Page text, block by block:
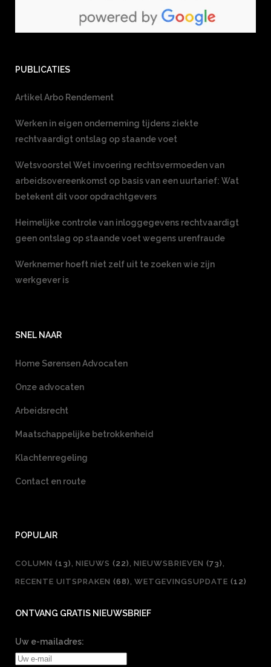
PUBLICATIES
Artikel Arbo Rendement
Werken in eigen onderneming tijdens ziekte
rechtvaardigt ontslag op staande voet
Wetsvoorstel Wet invoering rechtsvermoeden van
arbeidsovereenkomst op basis van een uurtarief: Wat
betekent dit voor opdrachtgevers
Heimelijke controle van inloggegevens rechtvaardigt
geen ontslag op staande voet wegens urenfraude
Werknemer hoeft niet zelf uit te zoeken wie zijn
werkgever is
SNEL NAAR
Home Sørensen Advocaten
Onze advocaten
Arbeidsrecht
Maatschappelijke betrokkenheid
Klachtenregeling
Contact en route
POPULAIR
COLUMN (13) NIEUWS (22) NIEUWSBRIEVEN (73)
RECENTE UITSPRAKEN (68) WETGEVINGSUPDATE (12)
ONTVANG GRATIS NIEUWSBRIEF
Uw e-mailadres: